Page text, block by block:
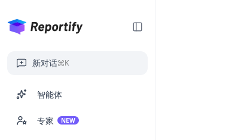
新对话 K
智能体
专家 NEW